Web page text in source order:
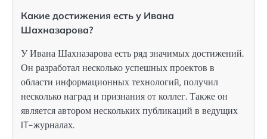
Какие достижения есть у Ивана
Шахназарова?
У Ивана Шахназарова есть ряд значимых достижений.
Он разработал несколько успешных проектов в
области информационных технологий, получил
несколько наград и признания от коллег. Также он
является автором нескольких публикаций в ведущих
IT-журналах.